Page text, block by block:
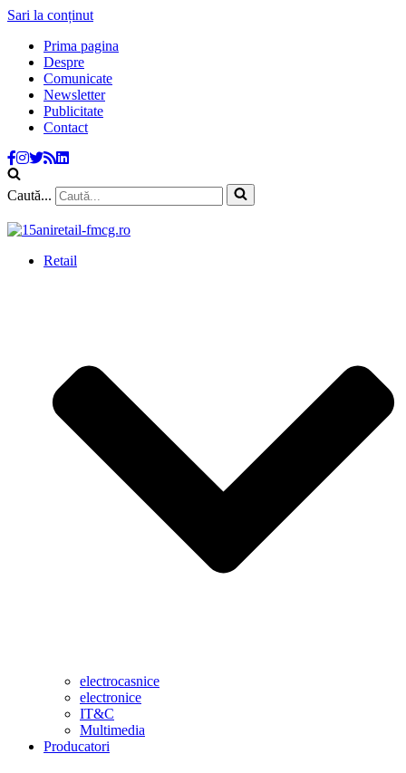
Sari la conținut
Prima pagina
Despre
Comunicate
Newsletter
Publicitate
Contact
Caută...
Retail
electrocasnice
electronice
IT&C
Multimedia
Producatori